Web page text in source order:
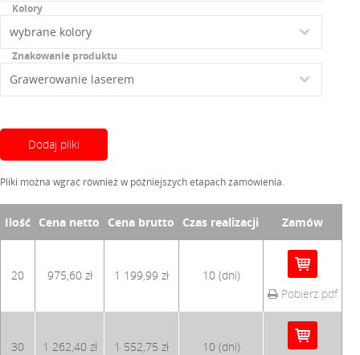
Kolory
Znakowanie produktu
Dodaj pliki
Pliki można wgrać również w późniejszych etapach zamówienia.
Ilość Cena netto Cena brutto Czas realizacji Zamów
20 975,60 zł 1 199,99 zł
10 (dni)
Pobierz pdf
30 1 262,40 zł 1 552,75 zł
10 (dni)